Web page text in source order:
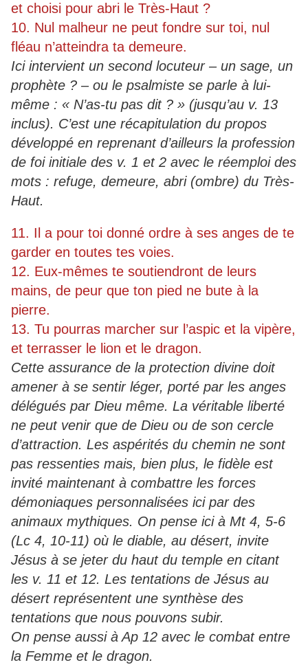
et choisi pour abri le Très-Haut ?
10. Nul malheur ne peut fondre sur toi, nul
fléau n’atteindra ta demeure.
Ici intervient un second locuteur – un sage, un
prophète ? – ou le psalmiste se parle à lui-
même : « N’as-tu pas dit ? » (jusqu’au v. 13
inclus). C’est une récapitulation du propos
développé en reprenant d’ailleurs la profession
de foi initiale des v. 1 et 2 avec le réemploi des
mots : refuge, demeure, abri (ombre) du Très-
Haut.
11. Il a pour toi donné ordre à ses anges de te
garder en toutes tes voies.
12. Eux-mêmes te soutiendront de leurs
mains, de peur que ton pied ne bute à la
pierre.
13. Tu pourras marcher sur l’aspic et la vipère,
et terrasser le lion et le dragon.
Cette assurance de la protection divine doit
amener à se sentir léger, porté par les anges
délégués par Dieu même. La véritable liberté
ne peut venir que de Dieu ou de son cercle
d’attraction. Les aspérités du chemin ne sont
pas ressenties mais, bien plus, le fidèle est
invité maintenant à combattre les forces
démoniaques personnalisées ici par des
animaux mythiques. On pense ici à Mt 4, 5-6
(Lc 4, 10-11) où le diable, au désert, invite
Jésus à se jeter du haut du temple en citant
les v. 11 et 12. Les tentations de Jésus au
désert représentent une synthèse des
tentations que nous pouvons subir.
On pense aussi à Ap 12 avec le combat entre
la Femme et le dragon.